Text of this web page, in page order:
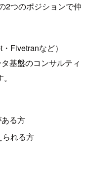
2つのポジションで仲
Fivetranなど）
基盤のコンサルティ
る方
れる方